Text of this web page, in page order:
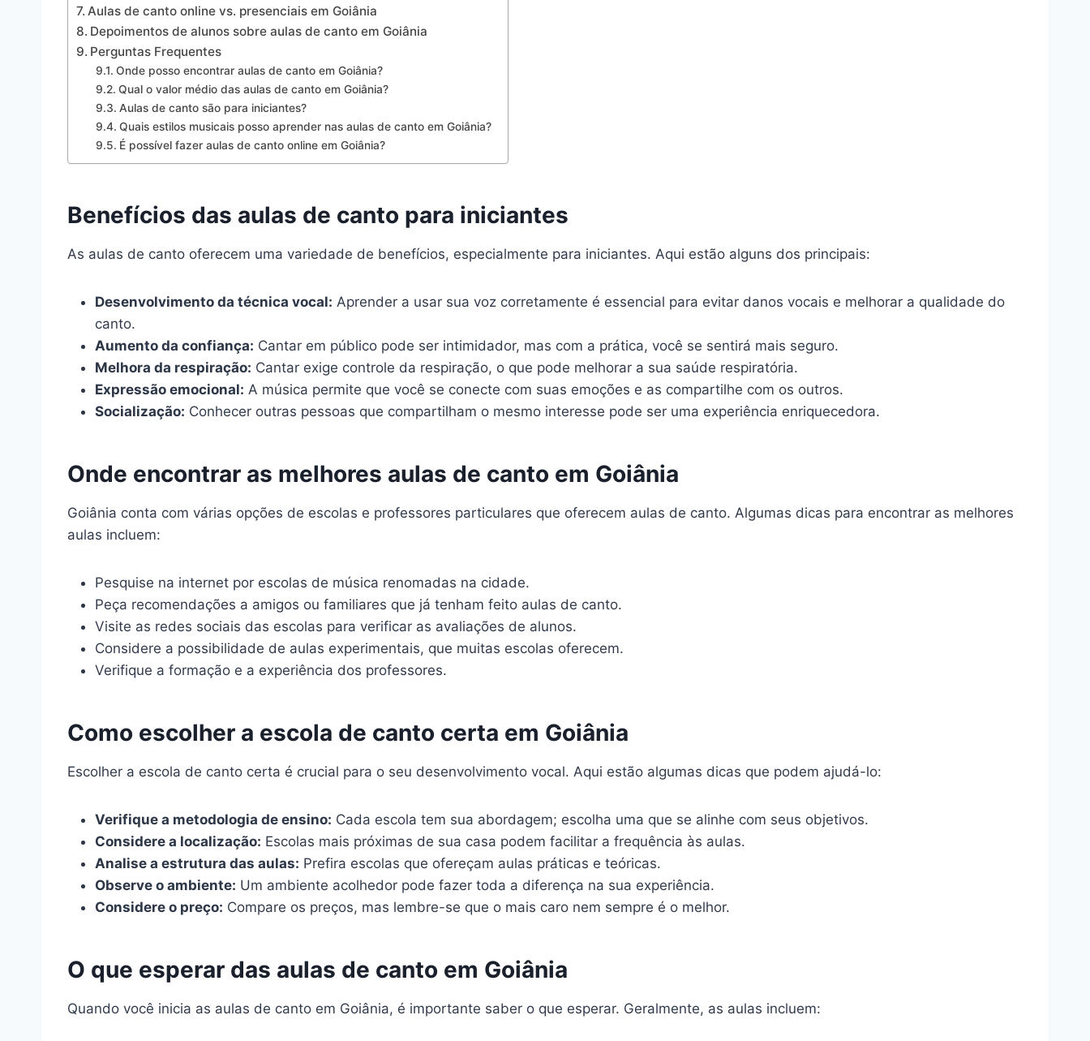
Aulas de canto online vs. presenciais em Goiânia
Depoimentos de alunos sobre aulas de canto em Goiânia
Perguntas Frequentes
Onde posso encontrar aulas de canto em Goiânia?
Qual o valor médio das aulas de canto em Goiânia?
Aulas de canto são para iniciantes?
Quais estilos musicais posso aprender nas aulas de canto em Goiânia?
É possível fazer aulas de canto online em Goiânia?
Benefícios das aulas de canto para iniciantes
As aulas de canto oferecem uma variedade de benefícios, especialmente para iniciantes. Aqui estão alguns dos principais:
Desenvolvimento da técnica vocal: Aprender a usar sua voz corretamente é essencial para evitar danos vocais e melhorar a qualidade do
canto.
Aumento da confiança: Cantar em público pode ser intimidador, mas com a prática, você se sentirá mais seguro.
Melhora da respiração: Cantar exige controle da respiração, o que pode melhorar a sua saúde respiratória.
Expressão emocional: A música permite que você se conecte com suas emoções e as compartilhe com os outros.
Socialização: Conhecer outras pessoas que compartilham o mesmo interesse pode ser uma experiência enriquecedora.
Onde encontrar as melhores aulas de canto em Goiânia
Goiânia conta com várias opções de escolas e professores particulares que oferecem aulas de canto. Algumas dicas para encontrar as melhores
aulas incluem:
Pesquise na internet por escolas de música renomadas na cidade.
Peça recomendações a amigos ou familiares que já tenham feito aulas de canto.
Visite as redes sociais das escolas para verificar as avaliações de alunos.
Considere a possibilidade de aulas experimentais, que muitas escolas oferecem.
Verifique a formação e a experiência dos professores.
Como escolher a escola de canto certa em Goiânia
Escolher a escola de canto certa é crucial para o seu desenvolvimento vocal. Aqui estão algumas dicas que podem ajudá-lo:
Verifique a metodologia de ensino: Cada escola tem sua abordagem; escolha uma que se alinhe com seus objetivos.
Considere a localização: Escolas mais próximas de sua casa podem facilitar a frequência às aulas.
Analise a estrutura das aulas: Prefira escolas que ofereçam aulas práticas e teóricas.
Observe o ambiente: Um ambiente acolhedor pode fazer toda a diferença na sua experiência.
Considere o preço: Compare os preços, mas lembre-se que o mais caro nem sempre é o melhor.
O que esperar das aulas de canto em Goiânia
Quando você inicia as aulas de canto em Goiânia, é importante saber o que esperar. Geralmente, as aulas incluem: